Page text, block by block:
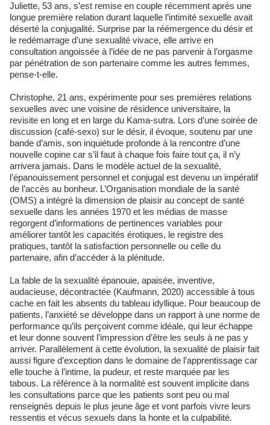
Juliette, 53 ans, s’est remise en couple récemment après une
longue première relation durant laquelle l’intimité sexuelle avait
déserté la conjugalité. Surprise par la réémergence du désir et
le redémarrage d’une sexualité vivace, elle arrive en
consultation angoissée à l’idée de ne pas parvenir à l’orgasme
par pénétration de son partenaire comme les autres femmes,
pense-t-elle.
Christophe, 21 ans, expérimente pour ses premières relations
sexuelles avec une voisine de résidence universitaire, la
revisite en long et en large du Kama-sutra. Lors d’une soirée de
discussion (café-sexo) sur le désir, il évoque, soutenu par une
bande d’amis, son inquiétude profonde à la rencontre d’une
nouvelle copine car s’il faut à chaque fois faire tout ça, il n’y
arrivera jamais. Dans le modèle actuel de la sexualité,
l’épanouissement personnel et conjugal est devenu un impératif
de l’accès au bonheur. L’Organisation mondiale de la santé
(OMS) a intégré la dimension de plaisir au concept de santé
sexuelle dans les années 1970 et les médias de masse
regorgent d’informations de pertinences variables pour
améliorer tantôt les capacités érotiques, le registre des
pratiques, tantôt la satisfaction personnelle ou celle du
partenaire, afin d’accéder à la plénitude.
La fable de la sexualité épanouie, apaisée, inventive,
audacieuse, décontractée (Kaufmann, 2020) accessible à tous
cache en fait les absents du tableau idyllique. Pour beaucoup de
patients, l’anxiété se développe dans un rapport à une norme de
performance qu’ils perçoivent comme idéale, qui leur échappe
et leur donne souvent l’impression d’être les seuls à ne pas y
arriver. Parallèlement à cette évolution, la sexualité de plaisir fait
aussi figure d’exception dans le domaine de l’apprentissage car
elle touche à l’intime, la pudeur, et reste marquée par les
tabous. La référence à la normalité est souvent implicite dans
les consultations parce que les patients sont peu ou mal
renseignés depuis le plus jeune âge et vont parfois vivre leurs
ressentis et vécus sexuels dans la honte et la culpabilité.